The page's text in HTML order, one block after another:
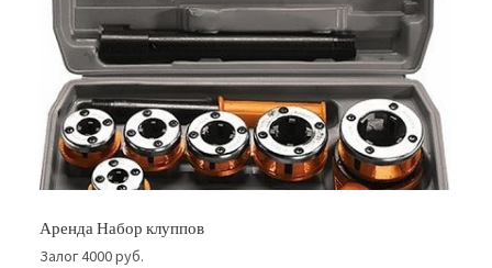
Аренда Набор клуппов
Залог 4000 руб.